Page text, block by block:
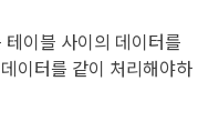
이블 사이의 데이터를
이터를 같이 처리해야하